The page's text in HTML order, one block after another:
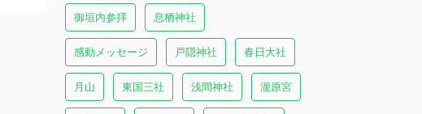
御垣内参拝 息栖神社
感動メッセージ 戸隠神社 春日大社
月山 東国三社 浅間神社 瀧原宮